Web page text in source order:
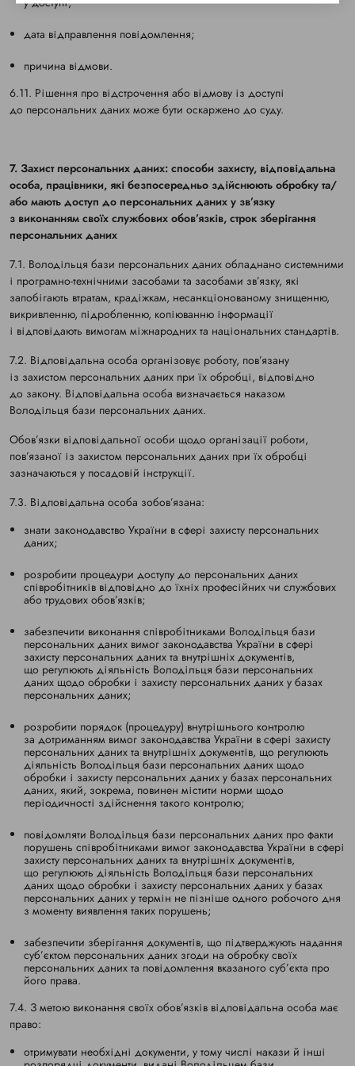
дата відправлення повідомлення;
причина відмови.
6.11. Рішення про відстрочення або відмову із доступі
до персональних даних може бути оскаржено до суду.
7. Захист персональних даних: способи захисту, відповідальна
особа, працівники, які безпосередньо здійснюють обробку та/
або мають доступ до персональних даних у зв’язку
з виконанням своїх службових обов’язків, строк зберігання
персональних даних
7.1. Володільця бази персональних даних обладнано системними
і програмно-технічними засобами та засобами зв’язку, які
запобігають втратам, крадіжкам, несанкціонованому знищенню,
викривленню, підробленню, копіюванню інформації
і відповідають вимогам міжнародних та національних стандартів.
7.2. Відповідальна особа організовує роботу, пов’язану
із захистом персональних даних при їх обробці, відповідно
до закону. Відповідальна особа визначається наказом
Володільця бази персональних даних.
Обов’язки відповідальної особи щодо організації роботи,
пов’язаної із захистом персональних даних при їх обробці
зазначаються у посадовій інструкції.
7.3. Відповідальна особа зобов’язана:
знати законодавство України в сфері захисту персональних
даних;
розробити процедури доступу до персональних даних
співробітників відповідно до їхніх професійних чи службових
або трудових обов’язків;
забезпечити виконання співробітниками Володільця бази
персональних даних вимог законодавства України в сфері
захисту персональних даних та внутрішніх документів,
що регулюють діяльність Володільця бази персональних
даних щодо обробки і захисту персональних даних у базах
персональних даних;
розробити порядок (процедуру) внутрішнього контролю
за дотриманням вимог законодавства України в сфері захисту
персональних даних та внутрішніх документів, що регулюють
діяльність Володільця бази персональних даних щодо
обробки і захисту персональних даних у базах персональних
даних, який, зокрема, повинен містити норми щодо
періодичності здійснення такого контролю;
повідомляти Володільця бази персональних даних про факти
порушень співробітниками вимог законодавства України в сфері
захисту персональних даних та внутрішніх документів,
що регулюють діяльність Володільця бази персональних
даних щодо обробки і захисту персональних даних у базах
персональних даних у термін не пізніше одного робочого дня
з моменту виявлення таких порушень;
забезпечити зберігання документів, що підтверджують надання
суб’єктом персональних даних згоди на обробку своїх
персональних даних та повідомлення вказаного суб’єкта про
його права.
7.4. З метою виконання своїх обов’язків відповідальна особа має
право:
отримувати необхідні документи, у тому числі накази й інші